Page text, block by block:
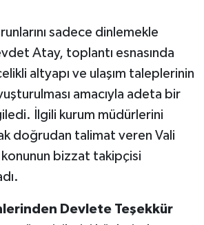
sadece dinlemekle
Atay, toplantı esnasında
altyapı ve ulaşım taleplerinin
amacıyla adeta bir
İlgili kurum müdürlerini
doğrudan talimat veren Vali
bizzat takipçisi
Devlete Teşekkür